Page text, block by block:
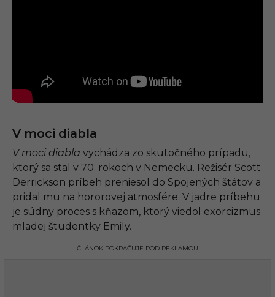
V moci diabla
V moci diabla vychádza zo skutočného prípadu,
ktorý sa stal v 70. rokoch v Nemecku. Režisér Scott
Derrickson príbeh preniesol do Spojených štátov a
pridal mu na hororovej atmosfére. V jadre príbehu
je súdny proces s kňazom, ktorý viedol exorcizmus
mladej študentky Emily.
ČLÁNOK POKRAČUJE POD REKLAMOU